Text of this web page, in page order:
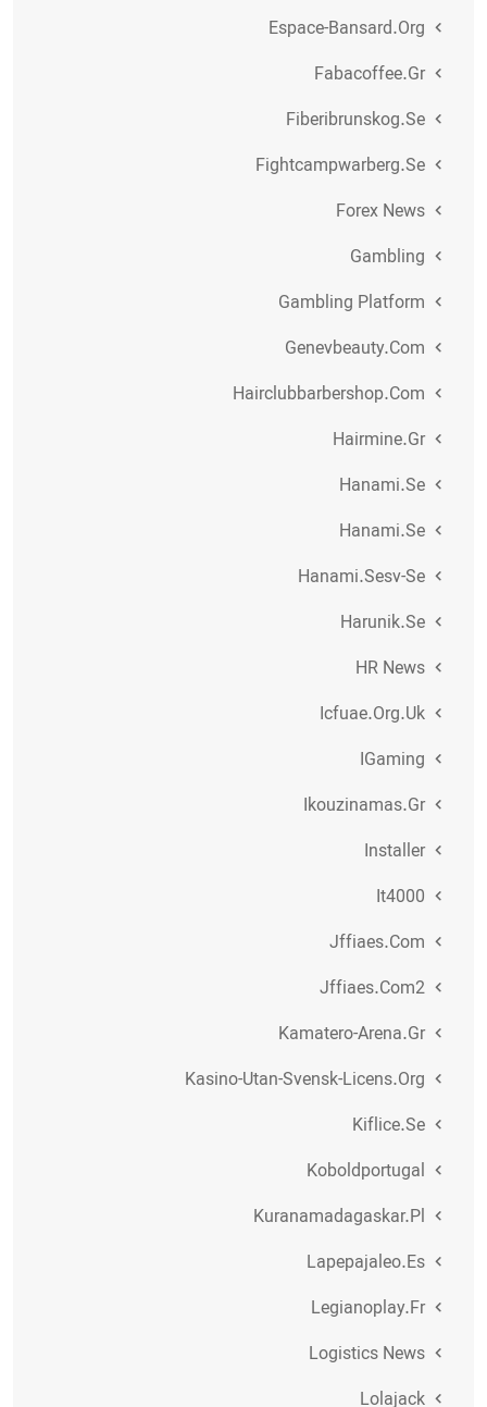
Espace-Bansard.org
Fabacoffee.gr
Fiberibrunskog.se
Fightcampwarberg.se
Forex News
Gambling
Gambling Platform
Genevbeauty.com
Hairclubbarbershop.com
Hairmine.gr
Hanami.se
Hanami.se
Hanami.sesv-Se
Harunik.se
HR News
Icfuae.org.uk
IGaming
Ikouzinamas.gr
Installer
It4000
Jffiaes.com
Jffiaes.com2
Kamatero-Arena.gr
Kasino-Utan-Svensk-Licens.org
Kiflice.se
Koboldportugal
Kuranamadagaskar.pl
Lapepajaleo.es
Legianoplay.fr
Logistics News
Lolajack